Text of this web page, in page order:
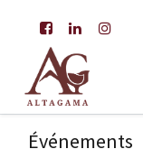
Événements